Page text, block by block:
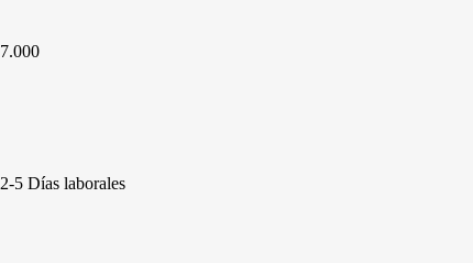
7.000
2-5 Días laborales